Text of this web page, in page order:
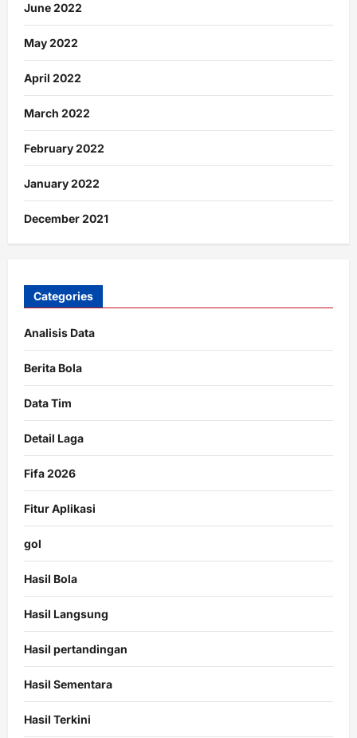
June 2022
May 2022
April 2022
March 2022
February 2022
January 2022
December 2021
Categories
Analisis Data
Berita Bola
Data Tim
Detail Laga
Fifa 2026
Fitur Aplikasi
gol
Hasil Bola
Hasil Langsung
Hasil pertandingan
Hasil Sementara
Hasil Terkini